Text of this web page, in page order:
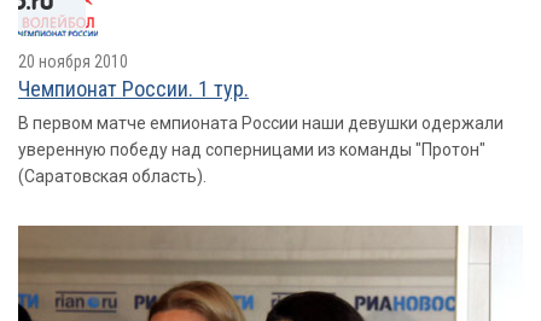
20 ноября 2010
Чемпионат России. 1 тур.
В первом матче емпионата России наши девушки одержали
уверенную победу над соперницами из команды "Протон"
(Саратовская область).